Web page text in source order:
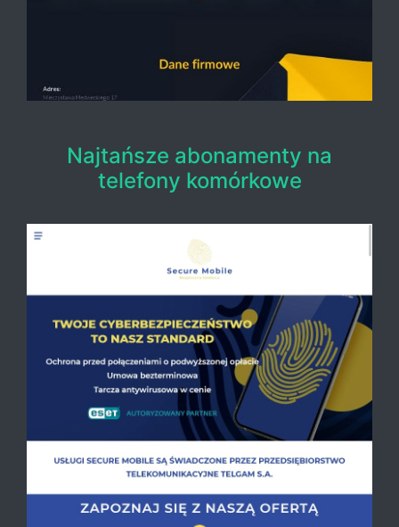
Najtańsze abonamenty na
telefony komórkowe